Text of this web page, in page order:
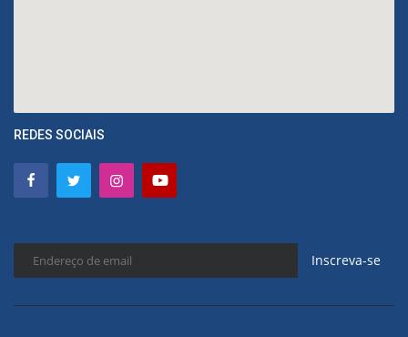
REDES SOCIAIS
Inscreva-se